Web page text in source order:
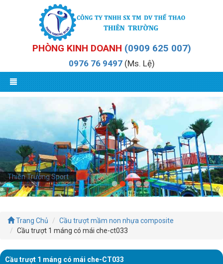
PHÒNG KINH DOANH (0909 625 007)
0976 76 9497(Ms. Lệ)
Thiên Trường Sport
Trang Chủ
Cầu trượt mầm non nhựa composite
Cầu trượt 1 máng có mái che-ct033
Cầu trượt 1 máng có mái che-CT033